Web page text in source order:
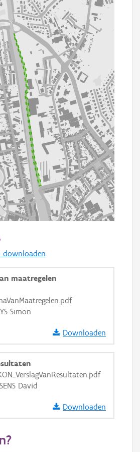
downloaden
maatregelen
Simon
Downloaden
David
Downloaden